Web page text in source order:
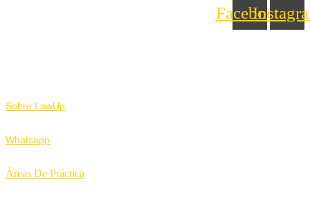
Facebook
Sobre LawUp
Whatsapp
Áreas De Práctica